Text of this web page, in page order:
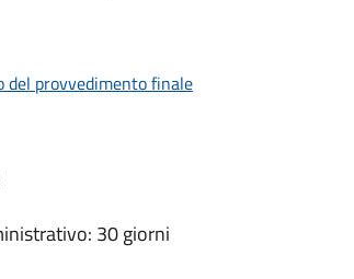
del provvedimento finale
30 giorni